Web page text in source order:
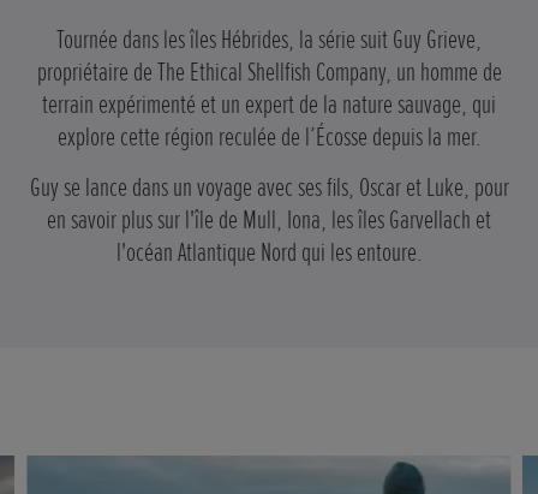
Tournée dans les îles Hébrides, la série suit Guy Grieve,
propriétaire de The Ethical Shellfish Company, un homme de
terrain expérimenté et un expert de la nature sauvage, qui
explore cette région reculée de l’Écosse depuis la mer.
Guy se lance dans un voyage avec ses fils, Oscar et Luke, pour
en savoir plus sur l'île de Mull, Iona, les îles Garvellach et
l'océan Atlantique Nord qui les entoure.